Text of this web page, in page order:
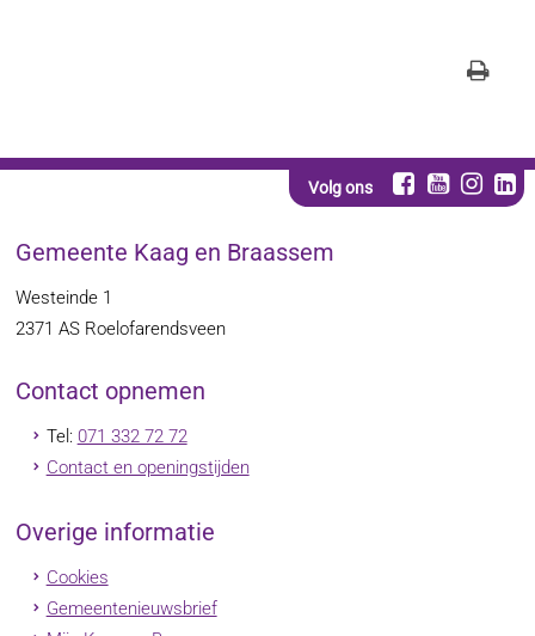
Volg ons
Gemeente Kaag en Braassem
Westeinde 1
2371 AS Roelofarendsveen
Contact opnemen
Tel: 071 332 72 72
Contact en openingstijden
Overige informatie
Cookies
Gemeentenieuwsbrief